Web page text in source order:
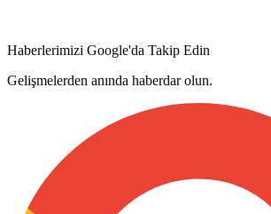
Haberlerimizi Google'da Takip Edin
Gelişmelerden anında haberdar olun.